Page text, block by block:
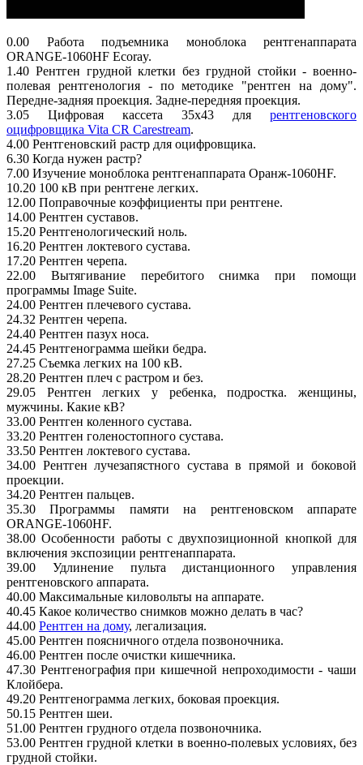
0.00 Работа подъемника моноблока рентгенаппарата
ORANGE-1060HF Ecoray.
1.40 Рентген грудной клетки без грудной стойки - военно-
полевая рентгенология - по методике "рентген на дому".
Передне-задняя проекция. Задне-передняя проекция.
3.05 Цифровая кассета 35х43 для рентгеновского
оцифровщика Vita CR Carestream.
4.00 Рентгеновский растр для оцифровщика.
6.30 Когда нужен растр?
7.00 Изучение моноблока рентгенаппарата Оранж-1060HF.
10.20 100 кВ при рентгене легких.
12.00 Поправочные коэффициенты при рентгене.
14.00 Рентген суставов.
15.20 Рентгенологический ноль.
16.20 Рентген локтевого сустава.
17.20 Рентген черепа.
22.00 Вытягивание перебитого снимка при помощи
программы Image Suite.
24.00 Рентген плечевого сустава.
24.32 Рентген черепа.
24.40 Рентген пазух носа.
24.45 Рентгенограмма шейки бедра.
27.25 Съемка легких на 100 кВ.
28.20 Рентген плеч с растром и без.
29.05 Рентген легких у ребенка, подростка. женщины,
мужчины. Какие кВ?
33.00 Рентген коленного сустава.
33.20 Рентген голеностопного сустава.
33.50 Рентген локтевого сустава.
34.00 Рентген лучезапястного сустава в прямой и боковой
проекции.
34.20 Рентген пальцев.
35.30 Программы памяти на рентгеновском аппарате
ORANGE-1060HF.
38.00 Особенности работы с двухпозиционной кнопкой для
включения экспозиции рентгенаппарата.
39.00 Удлинение пульта дистанционного управления
рентгеновского аппарата.
40.00 Максимальные киловольты на аппарате.
40.45 Какое количество снимков можно делать в час?
44.00 Рентген на дому, легализация.
45.00 Рентген поясничного отдела позвоночника.
46.00 Рентген после очистки кишечника.
47.30 Рентгенография при кишечной непроходимости - чаши
Клойбера.
49.20 Рентгенограмма легких, боковая проекция.
50.15 Рентген шеи.
51.00 Рентген грудного отдела позвоночника.
53.00 Рентген грудной клетки в военно-полевых условиях, без
грудной стойки.